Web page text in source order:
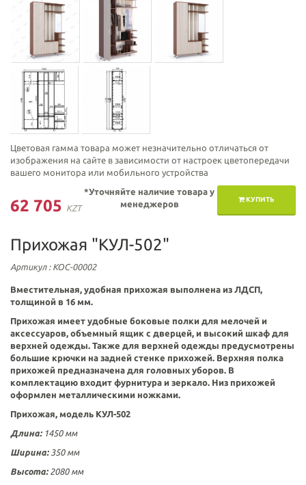
Цветовая гамма товара может незначительно отличаться от
изображения на сайте в зависимости от настроек цветопередачи
вашего монитора или мобильного устройства
62 705 KZT
КУПИТЬ
*Уточняйте наличие товара у
менеджеров
Прихожая "КУЛ-502"
Артикул: КОС-00002
Вместительная, удобная прихожая выполнена из ЛДСП,
толщиной в 16 мм.
Прихожая имеет удобные боковые полки для мелочей и
аксессуаров, объемный ящик с дверцей, и высокий шкаф для
верхней одежды. Также для верхней одежды предусмотрены
большие крючки на задней стенке прихожей. Верхняя полка
прихожей предназначена для головных уборов. В
комплектацию входит фурнитура и зеркало. Низ прихожей
оформлен металлическими ножками.
Прихожая, модель КУЛ-502
Длина:1450 мм
Ширина: 350 мм
Высота: 2080 мм